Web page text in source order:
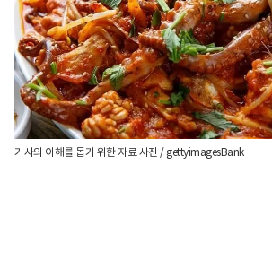
기사의 이해를 돕기 위한 자료 사진 / gettyimagesBank